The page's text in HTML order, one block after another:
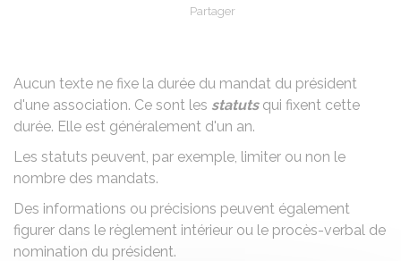
Partager
Aucun texte ne fixe la durée du mandat du président
d'une association. Ce sont les statutsqui fixent cette
durée. Elle est généralement d'un an.
Les statuts peuvent, par exemple, limiter ou non le
nombre des mandats.
Des informations ou précisions peuvent également
figurer dans le règlement intérieur ou le procès-verbal de
nomination du président.